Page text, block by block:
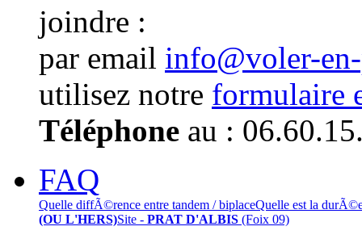
joindre :
par email info@voler-
utilisez notre formulaire
Téléphone au :
FAQ
Quelle diffÃ©rence entre tandem / biplaceQuelle est la
(OU L'HERS)Site - PRAT D'ALBIS (Foix 09)